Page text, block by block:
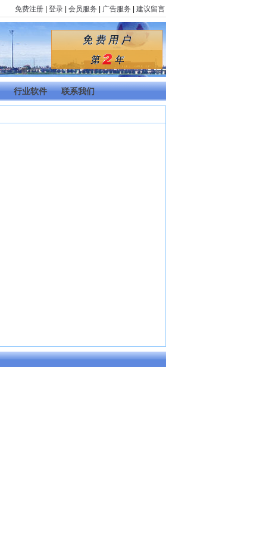
免费注册 登录 会员服务 广告服务 建议留言
行业软件 联系我们